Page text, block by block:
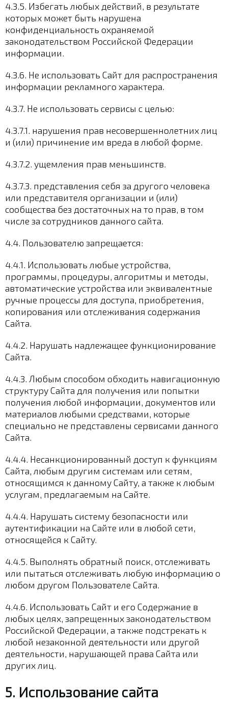
4.3.5. Избегать любых действий, в результате
которых может быть нарушена
конфиденциальность охраняемой
законодательством Российской Федерации
информации.
4.3.6. Не использовать Сайт для распространения
информации рекламного характера.
4.3.7. Не использовать сервисы с целью:
4.3.7.1. нарушения прав несовершеннолетних лиц
и (или) причинение им вреда в любой форме.
4.3.7.2. ущемления прав меньшинств.
4.3.7.3. представления себя за другого человека
или представителя организации и (или)
сообщества без достаточных на то прав, в том
числе за сотрудников данного сайта.
4.4. Пользователю запрещается:
4.4.1. Использовать любые устройства,
программы, процедуры, алгоритмы и методы,
автоматические устройства или эквивалентные
ручные процессы для доступа, приобретения,
копирования или отслеживания содержания
Сайта.
4.4.2. Нарушать надлежащее функционирование
Сайта.
4.4.3. Любым способом обходить навигационную
структуру Сайта для получения или попытки
получения любой информации, документов или
материалов любыми средствами, которые
специально не представлены сервисами данного
Сайта.
4.4.4. Несанкционированный доступ к функциям
Сайта, любым другим системам или сетям,
относящимся к данному Сайту, а также к любым
услугам, предлагаемым на Сайте.
4.4.4. Нарушать систему безопасности или
аутентификации на Сайте или в любой сети,
относящейся к Сайту.
4.4.5. Выполнять обратный поиск, отслеживать
или пытаться отслеживать любую информацию о
любом другом Пользователе Сайта.
4.4.6. Использовать Сайт и его Содержание в
любых целях, запрещенных законодательством
Российской Федерации, а также подстрекать к
любой незаконной деятельности или другой
деятельности, нарушающей права Сайта или
других лиц.
5. Использование сайта